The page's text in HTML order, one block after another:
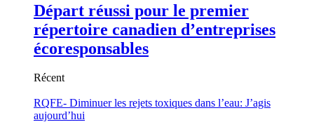
Départ réussi pour le premier
répertoire canadien d’entreprises
écoresponsables
Récent
RQFE- Diminuer les rejets toxiques dans l’eau: J’agis
aujourd’hui